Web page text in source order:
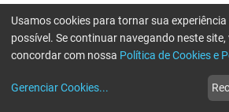
Usamos cookies para tornar sua experiência
possível. Se continuar navegando neste site,
concordar com nossa Política de Cookies e
Gerenciar Cookies...
Erro ao enviar informações, por favor